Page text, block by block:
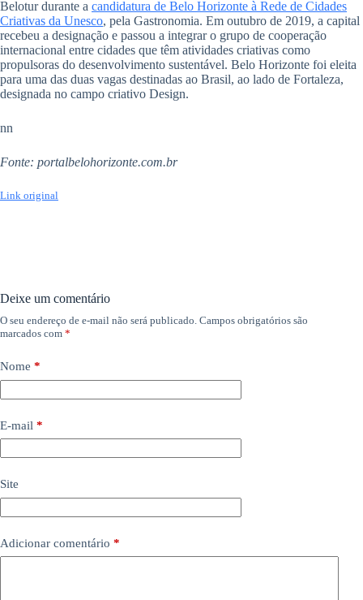
Belotur durante a candidatura de Belo Horizonte à Rede de Cidades
Criativas da Unesco, pela Gastronomia. Em outubro de 2019, a capital
recebeu a designação e passou a integrar o grupo de cooperação
internacional entre cidades que têm atividades criativas como
propulsoras do desenvolvimento sustentável. Belo Horizonte foi eleita
para uma das duas vagas destinadas ao Brasil, ao lado de Fortaleza,
designada no campo criativo Design.
nn
Fonte: portalbelohorizonte.com.br
Link original
Deixe um comentário
O seu endereço de e-mail não será publicado. Campos obrigatórios são
marcados com *
Nome *
E-mail *
Site
Adicionar comentário *